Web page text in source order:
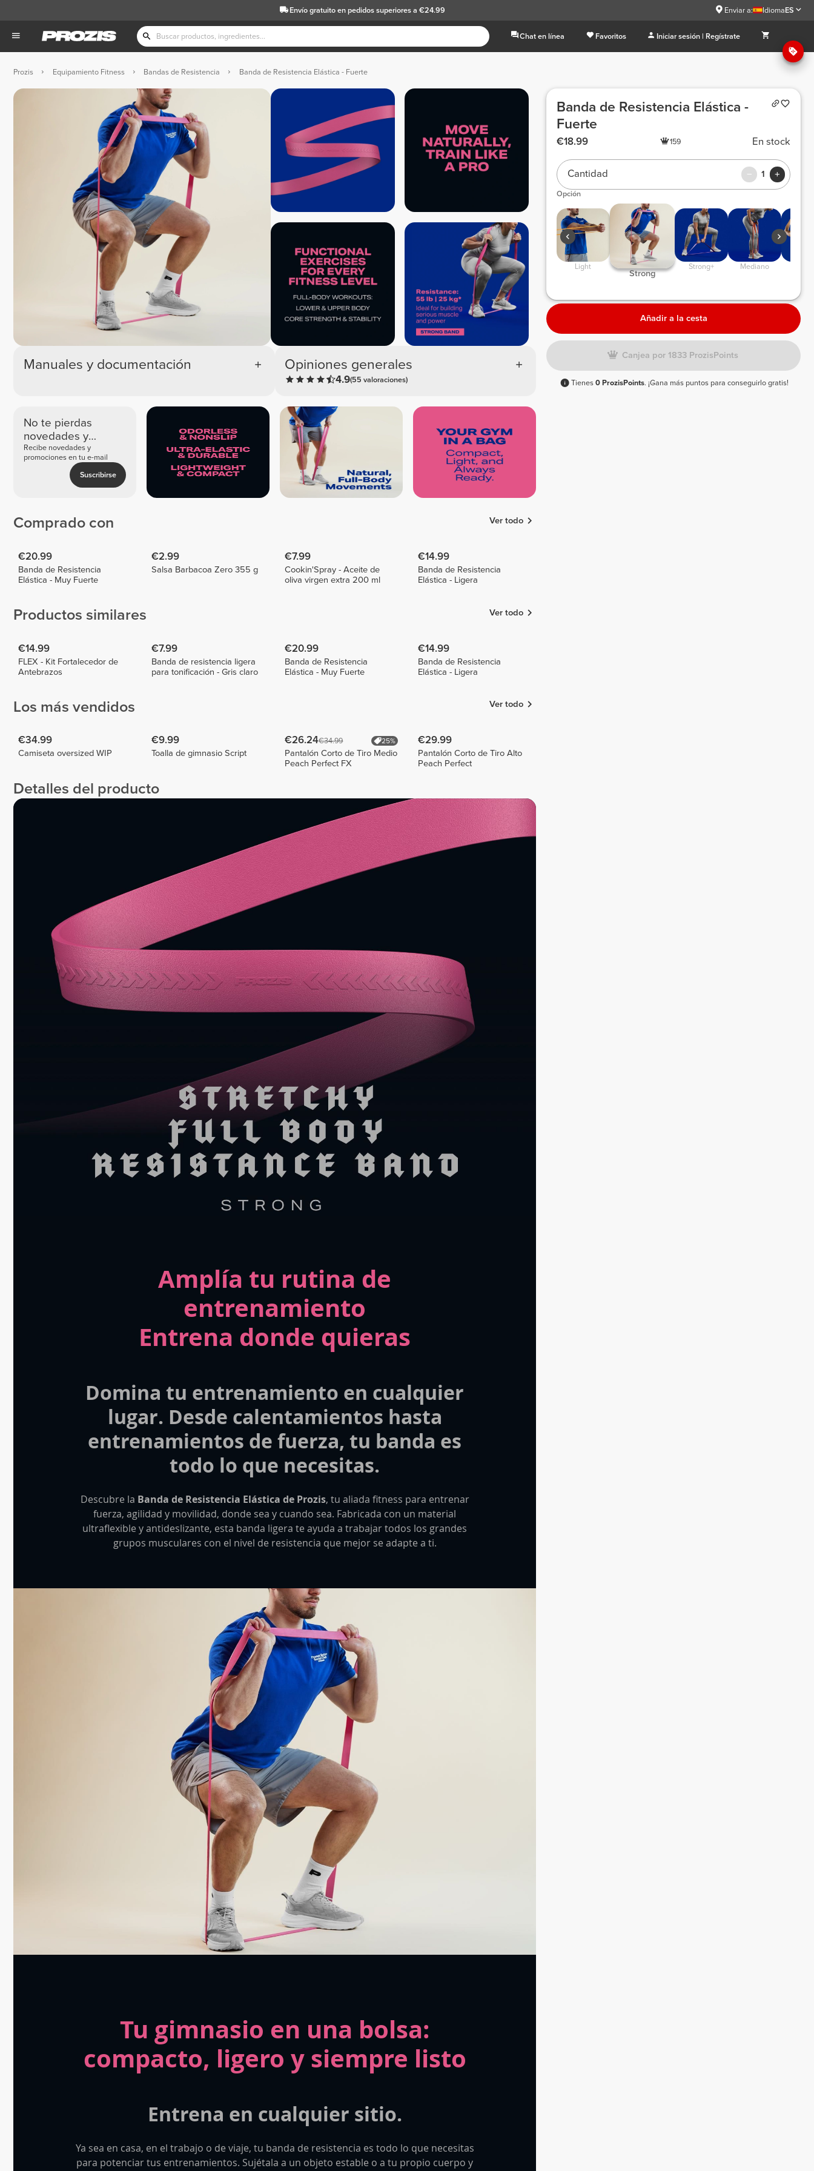
Envío gratuitoen pedidos superiores a €24.99 Enviar a: IdiomaES
Chat en línea Favoritos Iniciar sesión | Regístrate
Prozis Equipamiento Fitness Bandas de Resistencia Banda de Resistencia Elástica - Fuerte
Manuales y documentación Opiniones generales
4.9(55 valoraciones)
No te pierdas
novedades y
ofertas exclusivas
Recibe novedades y
promociones en tu e-mail
Suscribirse
Comprado con Ver todo
€20.99
Banda de Resistencia
Elástica - Muy Fuerte
€2.99
Salsa Barbacoa Zero 355 g
€7.99
Cookin'Spray - Aceite de
oliva virgen extra 200 ml
€14.99
Banda de Resistencia
Elástica - Ligera
Productos similares Ver todo
€14.99
FLEX - Kit Fortalecedor de
Antebrazos
€7.99
Banda de resistencia ligera
para tonificación - Gris claro
€20.99
Banda de Resistencia
Elástica - Muy Fuerte
€14.99
Banda de Resistencia
Elástica - Ligera
Los más vendidos Ver todo
€34.99
Camiseta oversized WIP
€9.99
Toalla de gimnasio Script
€26.24€34.99 25%
Pantalón Corto de Tiro Medio
Peach Perfect FX
€29.99
Pantalón Corto de Tiro Alto
Peach Perfect
Detalles del producto
Amplía tu rutina de
entrenamiento
Entrena donde quieras
Domina tu entrenamiento en cualquier
lugar. Desde calentamientos hasta
entrenamientos de fuerza, tu banda es
todo lo que necesitas.
Descubre la Banda de Resistencia Elástica de Prozis, tu aliada fitness para entrenar
fuerza, agilidad y movilidad, donde sea y cuando sea. Fabricada con un material
ultraflexible y antideslizante, esta banda ligera te ayuda a trabajar todos los grandes
grupos musculares con el nivel de resistencia que mejor se adapte a ti.
Tu gimnasio en una bolsa:
compacto, ligero y siempre listo
Entrena en cualquier sitio.
Ya sea en casa, en el trabajo o de viaje, tu banda de resistencia es todo lo que necesitas
para potenciar tus entrenamientos. Sujétala a un objeto estable o a tu propio cuerpo y
Banda de Resistencia Elástica -
Fuerte
€18.99 159 En stock
Cantidad 1
Opción
Light
Strong
Strong+ Mediano
Añadir a la cesta
Canjea por 1833 ProzisPoints
Tienes0 ProzisPoints. ¡Gana más puntos para conseguirlo gratis!